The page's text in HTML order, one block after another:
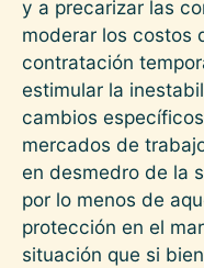
y a precarizar las
moderar los costos
contratación
estimular la
cambios
mercados de
en desmedro de la
por lo menos de
protección en el
situación que si